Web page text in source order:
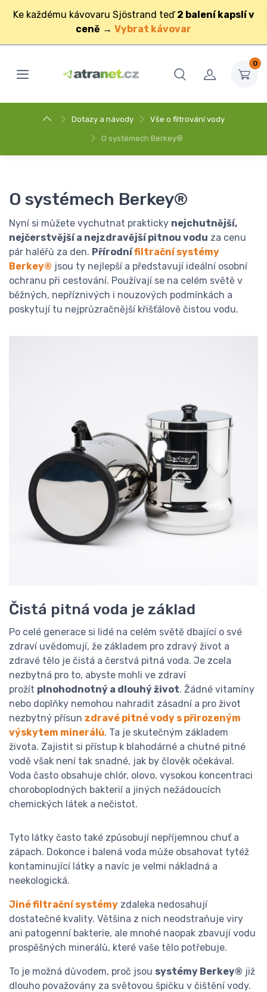
Ke každému kávovaru Sjöstrand teď 2 balení kapslí v
ceně → Vybrat kávovar
0
Dotazy a návody Vše o filtrování vody
O systémech Berkey®
O systémech Berkey®
Nyní si můžete vychutnat prakticky nejchutnější,
nejčerstvější a nejzdravější pitnou vodu za cenu
pár haléřů za den. Přírodnífiltrační systémy
Berkey® jsou ty nejlepší a představují ideální osobní
ochranu při cestování. Používají se na celém světě v
běžných, nepříznivých i nouzových podmínkách a
poskytují tu nejprůzračnější křišťálově čistou vodu.
Čistá pitná voda je základ
Po celé generace si lidé na celém světě dbající o své
zdraví uvědomují, že základem pro zdravý život a
zdravé tělo je čistá a čerstvá pitná voda. Je zcela
nezbytná pro to, abyste mohli ve zdraví
prožít plnohodnotný a dlouhý život. Žádné vitamíny
nebo doplňky nemohou nahradit zásadní a pro život
nezbytný přísun zdravé pitné vody s přirozeným
výskytem minerálů. Ta je skutečným základem
života. Zajistit si přístup k blahodárné a chutné pitné
vodě však není tak snadné, jak by člověk očekával.
Voda často obsahuje chlór, olovo, vysokou koncentraci
choroboplodných bakterií a jiných nežádoucích
chemických látek a nečistot.
Tyto látky často také způsobují nepříjemnou chuť a
zápach. Dokonce i balená voda může obsahovat tytéž
kontaminující látky a navíc je velmi nákladná a
neekologická.
Jiné filtrační systémy zdaleka nedosahují
dostatečné kvality. Většina z nich neodstraňuje viry
ani patogenní bakterie, ale mnohé naopak zbavují vodu
prospěšných minerálů, které vaše tělo potřebuje.
To je možná důvodem, proč jsou systémy Berkey® již
dlouho považovány za světovou špičku v čištění vody.